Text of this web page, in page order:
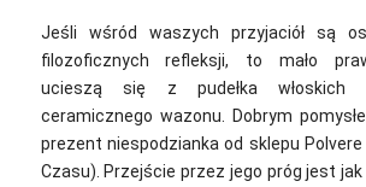
Jeśli wśród waszych przyjaciół są
filozoficznych refleksji, to mało
ucieszą się z pudełka włoskich
ceramicznego wazonu. Dobrym
prezent niespodzianka od sklepu
Czasu). Przejście przez jego próg jest jak